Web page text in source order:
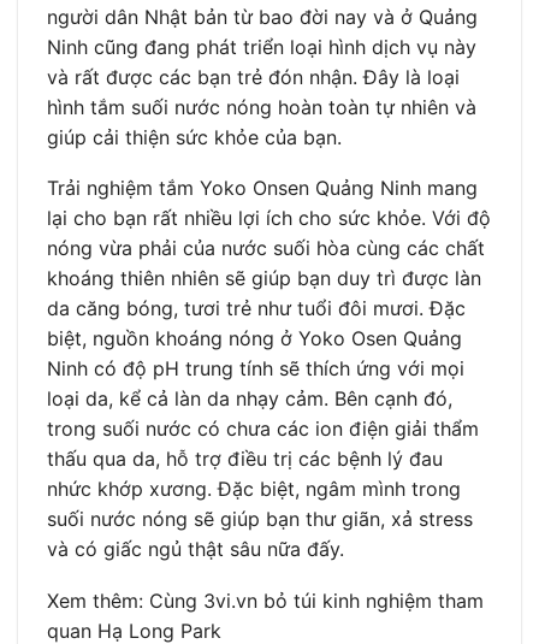
người dân Nhật bản từ bao đời nay và ở Quảng
Ninh cũng đang phát triển loại hình dịch vụ này
và rất được các bạn trẻ đón nhận. Đây là loại
hình tắm suối nước nóng hoàn toàn tự nhiên và
giúp cải thiện sức khỏe của bạn.
Trải nghiệm tắm Yoko Onsen Quảng Ninh mang
lại cho bạn rất nhiều lợi ích cho sức khỏe. Với độ
nóng vừa phải của nước suối hòa cùng các chất
khoáng thiên nhiên sẽ giúp bạn duy trì được làn
da căng bóng, tươi trẻ như tuổi đôi mươi. Đặc
biệt, nguồn khoáng nóng ở Yoko Osen Quảng
Ninh có độ pH trung tính sẽ thích ứng với mọi
loại da, kể cả làn da nhạy cảm. Bên cạnh đó,
trong suối nước có chưa các ion điện giải thẩm
thấu qua da, hỗ trợ điều trị các bệnh lý đau
nhức khớp xương. Đặc biệt, ngâm mình trong
suối nước nóng sẽ giúp bạn thư giãn, xả stress
và có giấc ngủ thật sâu nữa đấy.
Xem thêm: Cùng 3vi.vn bỏ túi kinh nghiệm tham
quan Hạ Long Park